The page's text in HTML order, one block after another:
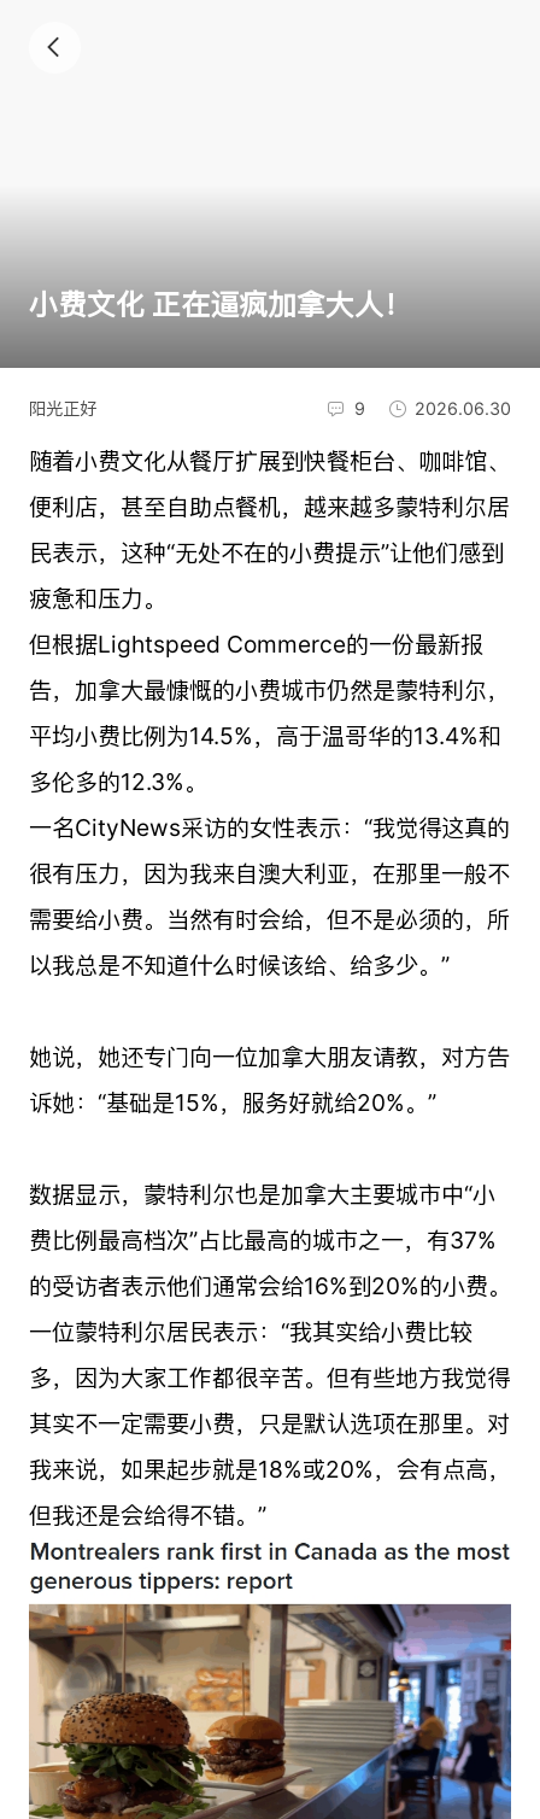
小费文化 正在逼疯加拿大人！
阳光正好 9 2026.06.30
随着小费文化从餐厅扩展到快餐柜台、咖啡馆、
便利店，甚至自助点餐机，越来越多蒙特利尔居
民表示，这种“无处不在的小费提示”让他们感到
疲惫和压力。
但根据Lightspeed Commerce的一份最新报
告，加拿大最慷慨的小费城市仍然是蒙特利尔，
平均小费比例为14.5%，高于温哥华的13.4%和
多伦多的12.3%。
一名CityNews采访的女性表示：“我觉得这真的
很有压力，因为我来自澳大利亚，在那里一般不
需要给小费。当然有时会给，但不是必须的，所
以我总是不知道什么时候该给、给多少。”
她说，她还专门向一位加拿大朋友请教，对方告
诉她：“基础是15%，服务好就给20%。”
数据显示，蒙特利尔也是加拿大主要城市中“小
费比例最高档次”占比最高的城市之一，有37%
的受访者表示他们通常会给16%到20%的小费。
一位蒙特利尔居民表示：“我其实给小费比较
多，因为大家工作都很辛苦。但有些地方我觉得
其实不一定需要小费，只是默认选项在那里。对
我来说，如果起步就是18%或20%，会有点高，
但我还是会给得不错。”